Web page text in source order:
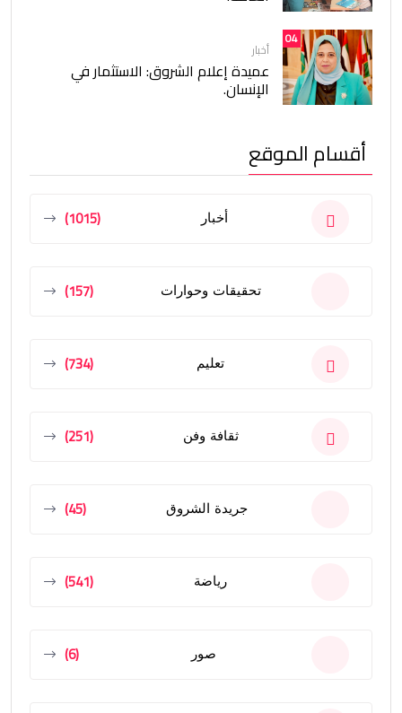
04
أخبار
عميدة إعلام الشروق: الاستثمار في
الإنسان.
أقسام الموقع
أخبار (1015)
تحقيقات وحوارات (157)
تعليم (734)
ثقافة وفن (251)
جريدة الشروق (45)
رياضة (541)
صور (6)